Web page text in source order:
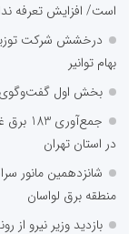
است/ افزایش تعرفه
درخشش شرکت توزیع
بهام توانیر
بخش اول گفت‌وگوی
در استان تهران
شانزدهمین مانور
منطقه برق لواسان
بازدید وزیر نیرو